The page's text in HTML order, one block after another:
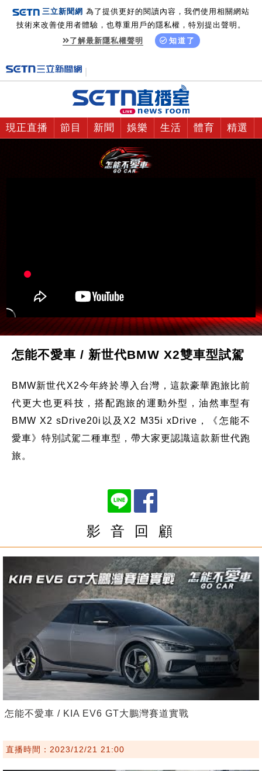
三立新聞網 為了提供更好的閱讀內容，我們使用相關網站
技術來改善使用者體驗，也尊重用戶的隱私權，特別提出聲明。
了解最新隱私權聲明
知道了
現正直播 節目 新聞 娛樂 生活 體育 精選
怎能不愛車 / 新世代BMW X2雙車型試駕
BMW新世代X2今年終於導入台灣，這款豪華跑旅比前
代更大也更科技，搭配跑旅的運動外型，油然車型有
BMW X2 sDrive20i以及X2 M35i xDrive，《怎能不
愛車》特別試駕二種車型，帶大家更認識這款新世代跑
旅。
影 音 回 顧
怎能不愛車 / KIA EV6 GT大鵬灣賽道實戰
直播時間：2023/12/21 21:00